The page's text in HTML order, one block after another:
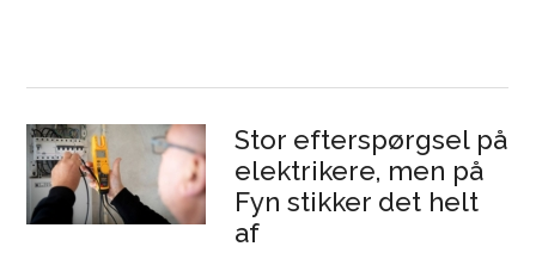
Stor efterspørgsel på
elektrikere, men på
Fyn stikker det helt
af